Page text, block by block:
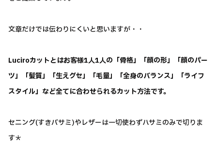
文章だけでは伝わりにくいと思いますが・・
Luciroカットとはお客様1人1人の「骨格」「顔の形」「顔のパー
ツ」「髪質」「生えグセ」「毛量」「全身のバランス」「ライフ
スタイル」など全てに合わせられるカット方法です。
セニング(すきバサミ)やレザーは一切使わずハサミのみで切りま
す＊